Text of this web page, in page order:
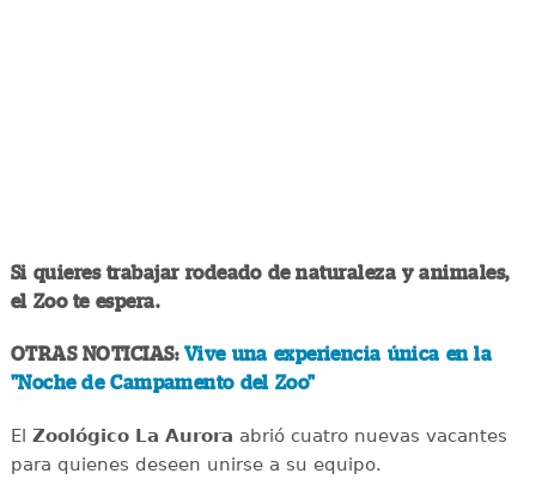
Si quieres trabajar rodeado de naturaleza y animales,
el Zoo te espera.
OTRAS NOTICIAS: Vive una experiencia única en la
"Noche de Campamento del Zoo"
El Zoológico La Aurora abrió cuatro nuevas vacantes
para quienes deseen unirse a su equipo.